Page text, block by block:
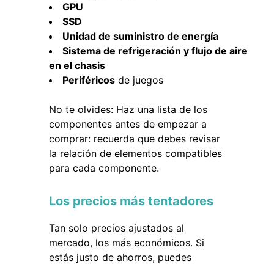
GPU
SSD
Unidad de suministro de energía
Sistema de refrigeración y flujo de aire
en el chasis
Periféricos de juegos
No te olvides: Haz una lista de los
componentes antes de empezar a
comprar: recuerda que debes revisar
la relación de elementos compatibles
para cada componente.
Los precios más tentadores
Tan solo precios ajustados al
mercado, los más económicos. Si
estás justo de ahorros, puedes